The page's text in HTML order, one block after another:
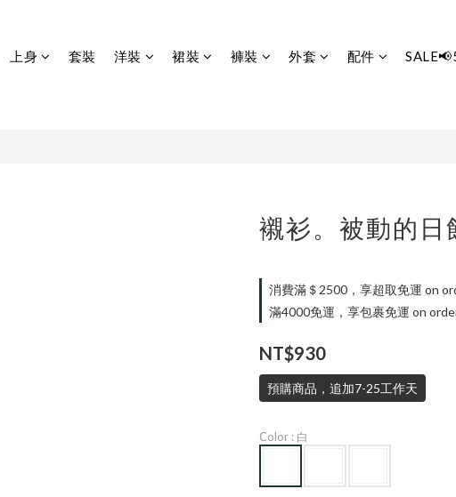
上身 套裝 洋裝 裙裝 褲裝 外套 配件
襯衫。被動的日
消費滿＄2500，享超取免運 on
滿4000免運，享包裹免運 on
NT$930
預購商品，追加7-25工作天
Color : 白